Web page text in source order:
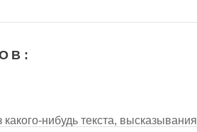
нибудь текста, высказывания